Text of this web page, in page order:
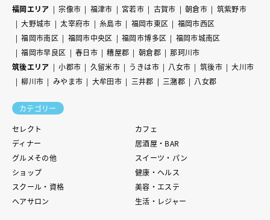
福岡エリア
宗像市 福津市 宮若市 古賀市 朝倉市
筑紫野市
大野城市
太宰府市 糸島市 福岡市東区
福岡市西区
福岡市南区
福岡市中央区 福岡市博多区
福岡市城南区
福岡市早良区
春日市 糟屋郡 朝倉郡
那珂川市
筑後エリア
小郡市 久留米市 うきは市 八女市 筑後市
大川市
柳川市
みやま市 大牟田市 三井郡 三潴郡 八女郡
カテゴリー
セレクト
カフェ
ディナー
居酒屋・BAR
グルメその他
スイーツ・パン
ショップ
健康・ヘルス
スクール・資格
美容・エステ
ヘアサロン
生活・レジャー